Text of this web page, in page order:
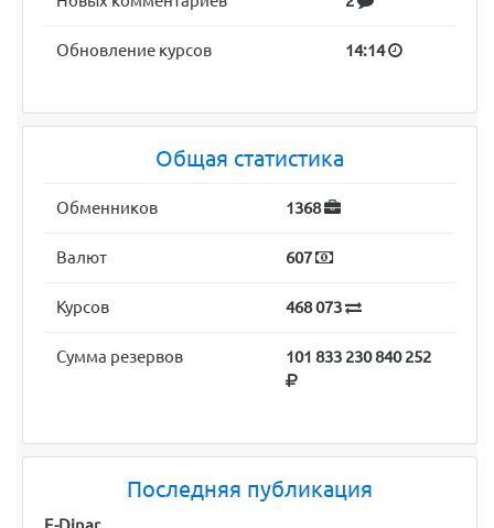
Обновление курсов 14:14
Общая статистика
Обменников 1368
Валют 607
Курсов 468 073
Сумма резервов 101 833 230 840 252
Последняя публикация